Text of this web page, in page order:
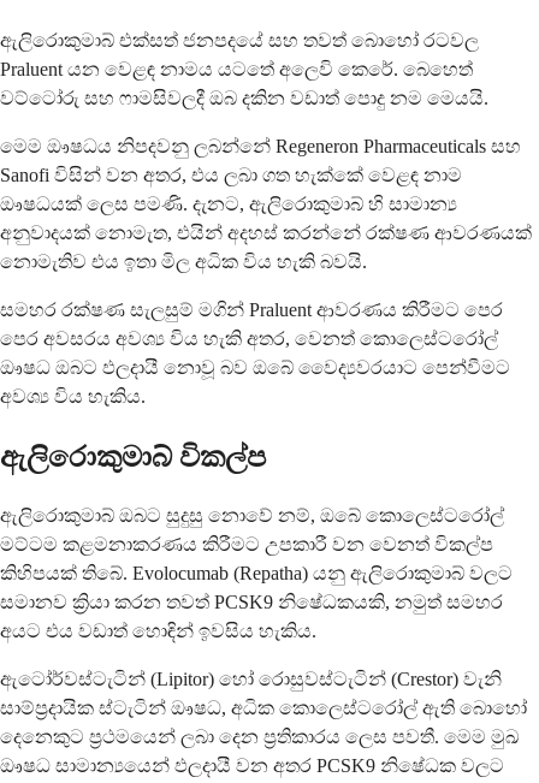
ඇලි‍රොකුමාබ් එක්සත් ජනපදයේ සහ තවත් බොහෝ රටවල
Praluent යන වෙළඳ නාමය යටතේ අලෙවි කෙරේ. බෙහෙත්
වට්ටෝරු සහ ෆාමසිවලදී ඔබ දකින වඩාත් පොදු නම මෙයයි.
මෙම ඖෂධය නිපදවනු ලබන්නේ Regeneron Pharmaceuticals සහ
Sanofi විසින් වන අතර, එය ලබා ගත හැක්කේ වෙළඳ නාම
ඖෂධයක් ලෙස පමණි. දැනට, ඇලි‍රොකුමාබ් හි සාමාන්‍ය
අනුවාදයක් නොමැත, එයින් අදහස් කරන්නේ රක්ෂණ ආවරණයක්
නොමැතිව එය ඉතා මිල අධික විය හැකි බවයි.
සමහර රක්ෂණ සැලසුම් මගින් Praluent ආවරණය කිරීමට පෙර
පෙර අවසරය අවශ්‍ය විය හැකි අතර, වෙනත් කොලෙස්ටරෝල්
ඖෂධ ඔබට ඵලදායී නොවූ බව ඔබේ වෛද්‍යවරයාට පෙන්වීමට
අවශ්‍ය විය හැකිය.
ඇලි‍රොකුමාබ් විකල්ප
ඇලි‍රොකුමාබ් ඔබට සුදුසු නොවේ නම්, ඔබේ කොලෙස්ටරෝල්
මට්ටම කළමනාකරණය කිරීමට උපකාරී වන වෙනත් විකල්ප
කිහිපයක් තිබේ. Evolocumab (Repatha) යනු ඇලි‍රොකුමාබ් වලට
සමානව ක්‍රියා කරන තවත් PCSK9 නිෂේධකයකි, නමුත් සමහර
අයට එය වඩාත් හොඳින් ඉවසිය හැකිය.
ඇටෝර්වස්ටැටින් (Lipitor) හෝ රොසුවස්ටැටින් (Crestor) වැනි
සාම්ප්‍රදායික ස්ටැටින් ඖෂධ, අධික කොලෙස්ටරෝල් ඇති බොහෝ
දෙනෙකුට ප්‍රථමයෙන් ලබා දෙන ප්‍රතිකාරය ලෙස පවතී. මෙම මුඛ
ඖෂධ සාමාන්‍යයෙන් ඵලදායී වන අතර PCSK9 නිෂේධක වලට